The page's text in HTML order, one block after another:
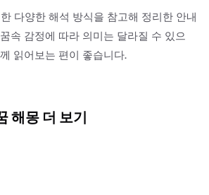
다양한 해석 방식을 참고해 정리한 안내
속 감정에 따라 의미는 달라질 수 있으
읽어보는 편이 좋습니다.
해몽 더 보기